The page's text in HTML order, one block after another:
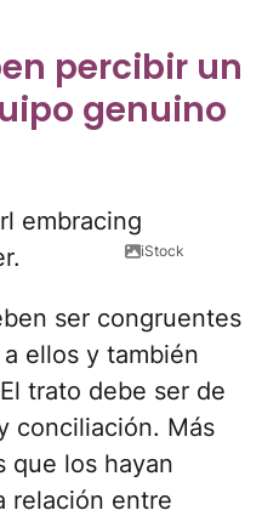
percibir un
genuino
iStock
ser congruentes
ellos y también
trato debe ser de
conciliación. Más
que los hayan
relación entre